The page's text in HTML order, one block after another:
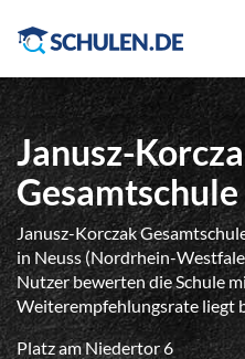
Janusz-
Gesamtschule
Janusz-Korczak
in Neuss (Nordrhein-
Nutzer bewerten die Schule
Weiterempfehlungsrate liegt
Platz am Niedertor 6